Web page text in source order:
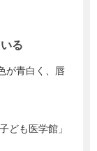
る
が青白く、唇
ども医学館」